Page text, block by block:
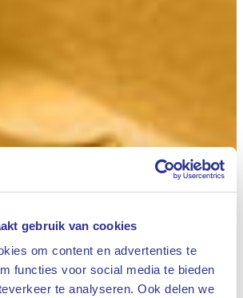
gebruik van cookies
om content en advertenties te
functies voor social media te bieden
te analyseren. Ook delen we